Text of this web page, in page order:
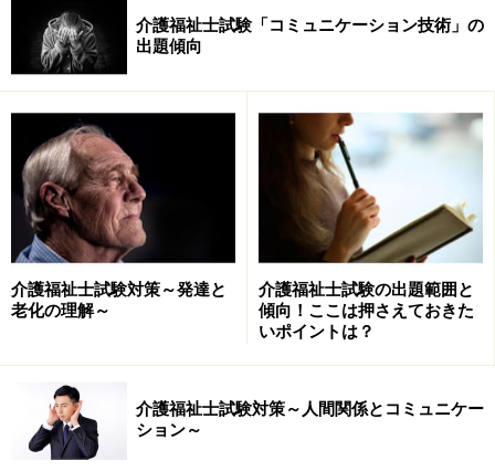
園芸療法士とは、園芸療法を実践するために欠かせない
豊かな人間性と高度の知識・技術をもつ専門家といえま
す。
会）が設立され、園芸療法士の育成が行われています。
現在、日本では園芸療法士の国家資格はありませんが、
園芸療法を日本において発展させることなどを目的に
2008年（平成20年）設立された日本園芸療法学会が認定
する園芸療法士資格がスダンダードな資格となっている
介護福祉士試験「コミュニケーション技術」の
出題傾向
介護福祉士試験対策～発達と
老化の理解～
介護福祉士試験の出題範囲と
傾向！ここは押さえておきた
いポイントは？
介護福祉士試験対策～人間関係とコミュニケー
ション～